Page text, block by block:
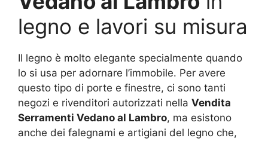
legno e lavori su misura
Il legno è molto elegante specialmente quando
lo si usa per adornare l’immobile. Per avere
questo tipo di porte e finestre, ci sono tanti
negozi e rivenditori autorizzati nella Vendita
Serramenti Vedano al Lambro, ma esistono
anche dei falegnami e artigiani del legno che,